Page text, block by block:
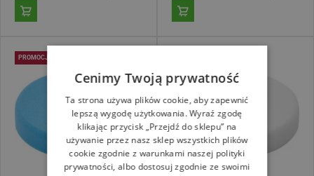
PROMOCJA
Cenimy Twoją prywatność
Ta strona używa plików cookie, aby zapewnić
lepszą wygodę użytkowania. Wyraź zgodę
klikając przycisk „Przejdź do sklepu” na
używanie przez nasz sklep wszystkich plików
cookie zgodnie z warunkami naszej polityki
prywatności, albo dostosuj zgodnie ze swoimi